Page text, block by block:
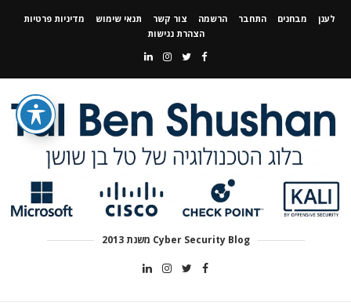
לענן מבחנים התחבר הרשמה צור קשר תנאי שימוש
מדיניות פרטיות
הצהרת נגישות
Cyber Security Blog משנת 2013